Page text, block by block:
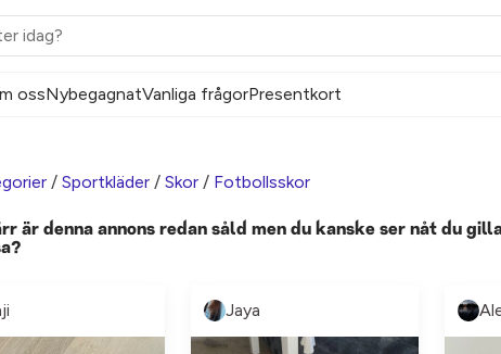
ossNybegagnatVanliga frågorPresentkort
/ Sportkläder / Skor / Fotbollsskor
är denna annons redan såld men du kanske ser nåt du
Jaya